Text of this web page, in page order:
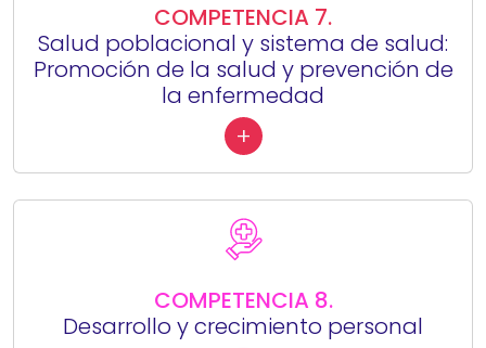
COMPETENCIA 7.
Salud poblacional y sistema de salud:
Promoción de la salud y prevención de
la enfermedad
+
COMPETENCIA 8.
Desarrollo y crecimiento personal